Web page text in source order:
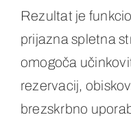
Rezultat je
prijazna spletna
omogoča
rezervacij,
brezskrbno